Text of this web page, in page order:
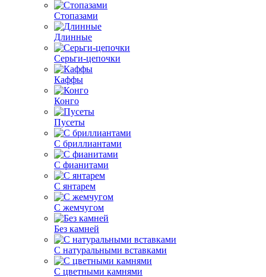
Стопазами
Длинные
Серьги-цепочки
Каффы
Конго
Пусеты
С бриллиантами
С фианитами
С янтарем
С жемчугом
Без камней
С натуральными вставками
С цветными камнями